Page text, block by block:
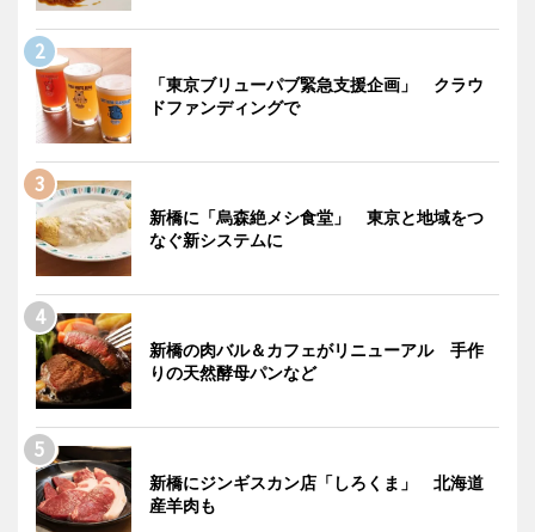
「東京ブリューパブ緊急支援企画」 クラウ
ドファンディングで
新橋に「烏森絶メシ食堂」 東京と地域をつ
なぐ新システムに
新橋の肉バル＆カフェがリニューアル 手作
りの天然酵母パンなど
新橋にジンギスカン店「しろくま」 北海道
産羊肉も